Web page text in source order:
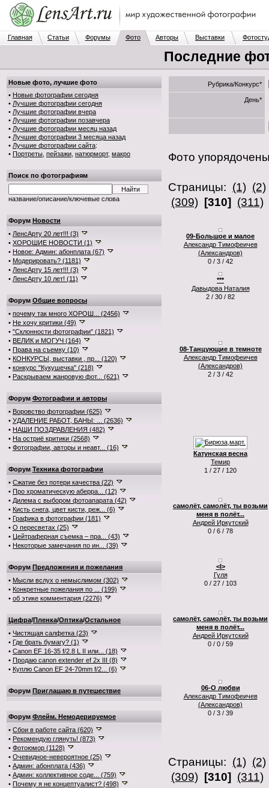
Главная Статьи Форумы Фото Авторы Выставки
Последние
Новые фото, лучшие фото
• Новые фотографии сегодня
• Лучшие фотографии сегодня
• Лучшие фотографии вчера
• Лучшие фотографии позавчера
• Лучшие фотографии месяц назад
• Лучшие фотографии 3 месяца назад
• Лучшие фотографии сайта:
• Портреты пейзажи натюрморт, макро
Поиск по фотографиям
название/описание/ключевые слова
Форум Новости
• ЛенсАрту 20 лет!!! (3)
• ХОРОШИЕ НОВОСТИ (1)
• Новое: Админ: абонплата (67)
• Модерировать? (1181)
• ЛенсАрту 15 лет!!! (3)
• ЛенсАрту 10 лет! (11)
Форум Общие вопросы
• почему так много ХОРОШ... (2456)
• Не хочу критики (49)
• "Склонности фотографии" (1821)
• ВЕЛИК и МОГУЧ (164)
• Права на съемку (10)
• КОНКУРСЫ, выставки , пр... (120)
• конкурс "Кукушечка" (218)
• Раскрываем жанровую фот... (621)
Форум Фотографии и авторы
• Воровство фотографии (625)
• УДАЛЕНИЕ РАБОТ, БАНЫ: ... (2636)
• НАШИ ПОЗДРАВЛЕНИЯ (482)
• На остриё критики (2568)
• Фотографии, авторы и неавт... (16)
Форум Техника фотографии
• Сжатие без потери качества (22)
• Про хроматическую аберра... (12)
• Дилема с выбором фотоапарата (42)
• Кисть снега, цвет кисти, реж... (6)
• Графика в фотографии (181)
• О пересветах (25)
• Цейтраферная съемка – пра... (43)
• Некоторые замечания по ин... (39)
Форум Предложения и пожелания
• Мысли вслух о немыслимом (302)
• Конкретные пожелания по ... (199)
• об этике комментария (2276)
Цифра/Пленка/Оптика/Остальное
• Чистящая салфетка (23)
• Где брать бумагу? (1)
• Canon EF 16-35 f/2.8 L II или... (18)
• Продаю canon extender ef 2x III (8)
• Куплю Canon EF 24-70mm f/2... (6)
Форум Приглашаю в путешествие
Форум Флейм. Немодерируемое
• Сбои в работе сайта (620)
• Рекомендую глянуть! (873)
• Фотоюмор (1128)
• Очевидное-невероятное (25)
• Админ: абонплата (436)
• Админ: коллективное соде... (759)
• Почему я не концептуалист? (498)
Рубрика/Конкурс*
День*
Фото
Страницы: (1) (2)
(309)
[310] (311)
09-Большое и малое
Александр Тимофеичев
(Александров)
0 / 3 / 42
***
Давыдова Наталия
2 / 30 / 82
08-Танцующие в темноте
Александр Тимофеичев
(Александров)
2 / 3 / 42
Катунская весна
Темир
1 / 27 / 120
самолёт, самолёт, ты возьми
меня в полёт...
Андрей Иркутский
0 / 6 / 78
<I>
Гуля
0 / 27 / 103
самолёт, самолёт, ты возьми
меня в полёт...
Андрей Иркутский
0 / 0 / 59
06-О любви
Александр Тимофеичев
(Александров)
0 / 3 / 39
Страницы: (1) (2)
(309)
[310] (311)